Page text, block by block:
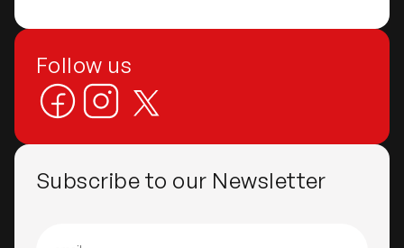
Follow us
Subscribe to our Newsletter